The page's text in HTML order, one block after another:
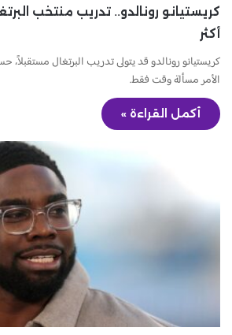
كريستيانو رونالدو.. تدريب منتخب
أكثر
كريستيانو رونالدو قد يتولى تدريب البرتغال
الأمر مسألة وقت فقط.
أكمل القراءة »